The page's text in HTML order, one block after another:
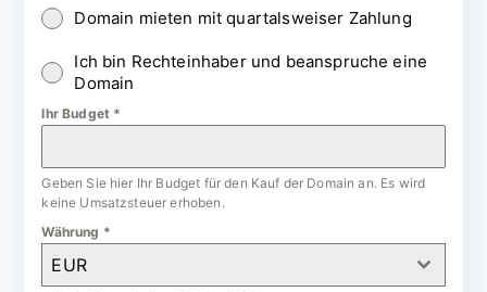
Domain mieten mit quartalsweiser Zahlung
Ich bin Rechteinhaber und beanspruche eine
Domain
Ihr Budget *
Geben Sie hier Ihr Budget für den Kauf der Domain an. Es wird
keine Umsatzsteuer erhoben.
Währung *
EUR